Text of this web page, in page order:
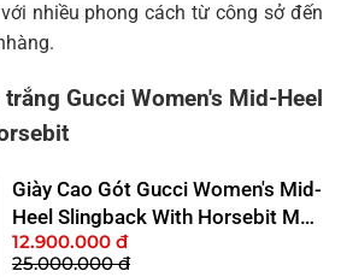
nhiều phong cách từ công sở đến
Gucci Women's Mid-Heel
Giày Cao Gót Gucci Women's Mid-
Heel Slingback With Horsebit Màu
Trắng Size 35
12.900.000 đ
25.000.000 đ